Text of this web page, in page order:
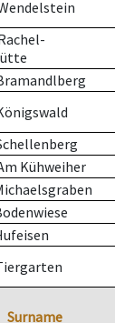
Kühweiher
Surname